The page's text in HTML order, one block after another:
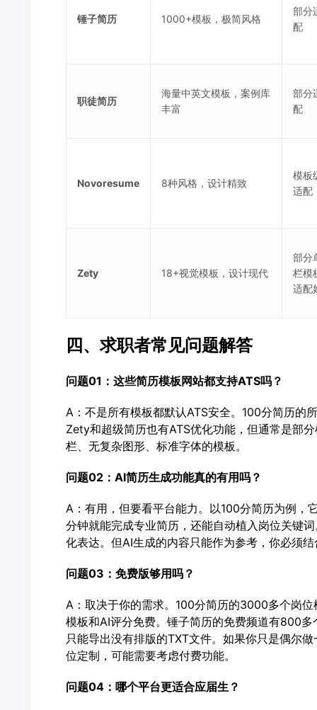
锤子简历 1000+模板，极简风格
部分
配
职徒简历
海量中英文模板，案例库
丰富
部分
配
Novoresume 8种风格，设计精致
模板
适配
Zety 18+视觉模板，设计现代
部分
栏模
适配
四、求职者常见问题解答
问题01：这些简历模板网站都支持ATS吗？
A：不是所有模板都默认ATS安全。100分简历的
Zety和超级简历也有ATS优化功能，但通常是部
栏、无复杂图形、标准字体的模板。
问题02：AI简历生成功能真的有用吗？
A：有用，但要看平台能力。以100分简历为例，
分钟就能完成专业简历，还能自动植入岗位关键
化表达。但AI生成的内容只能作为参考，你必须
问题03：免费版够用吗？
A：取决于你的需求。100分简历的3000多个岗
模板和AI评分免费。锤子简历的免费频道有800
只能导出没有排版的TXT文件。如果你只是偶尔
位定制，可能需要考虑付费功能。
问题04：哪个平台更适合应届生？